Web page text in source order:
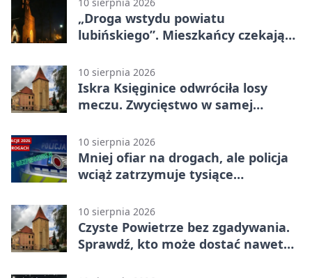
„Droga wstydu powiatu
lubińskiego”. Mieszkańcy czekają
10 sierpnia 2026
Iskra Księginice odwróciła losy
meczu. Zwycięstwo w samej
10 sierpnia 2026
Mniej ofiar na drogach, ale policja
wciąż zatrzymuje tysiące
10 sierpnia 2026
Czyste Powietrze bez zgadywania.
Sprawdź, kto może dostać nawet